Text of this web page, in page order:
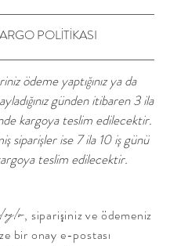
POLİTİKASI
ödeme yaptığınız ya da
günden itibaren 3 ila
kargoya teslim edilecektir.
siparişler ise 7 ila 10 iş günü
teslim edilecektir.
, siparişiniz ve ödemeniz
bir onay e-postası